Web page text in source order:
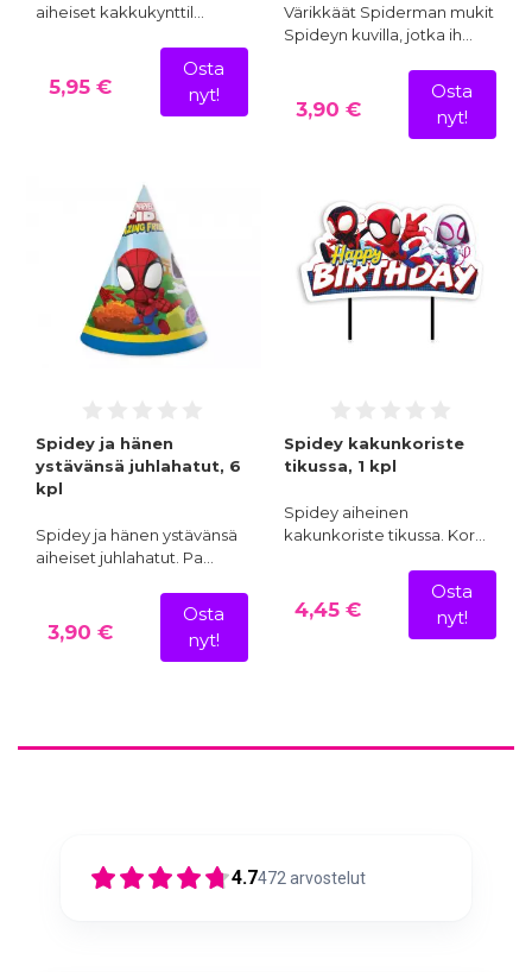
aiheiset kakkukynttil…
5,95 €
Osta
nyt!
Värikkäät Spiderman mukit
Spideyn kuvilla, jotka ih…
3,90 €
Osta
nyt!
Spidey ja hänen
ystävänsä juhlahatut, 6
kpl
Spidey ja hänen ystävänsä
aiheiset juhlahatut. Pa…
3,90 €
Osta
nyt!
Spidey kakunkoriste
tikussa, 1 kpl
Spidey aiheinen
kakunkoriste tikussa. Kor…
4,45 €
Osta
nyt!
4.7472 arvostelut